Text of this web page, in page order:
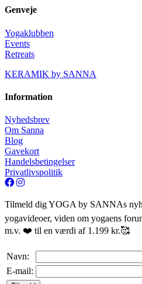
Genveje
Yogaklubben
Events
Retreats
KERAMIK by SANNA
Information
Nyhedsbrev
Om Sanna
Blog
Gavekort
Handelsbetingelser
Privatlivspolitik
Tilmeld dig YOGA by SANNAs
yogavideoer, viden om yogaens
m.v. ❤️ til en værdi af 1.199 kr.🥰
Navn:
E-mail: